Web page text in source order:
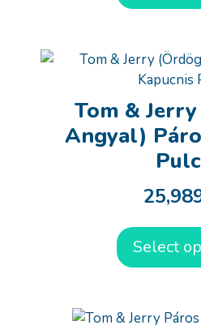
Tom &
Angyal)
Select